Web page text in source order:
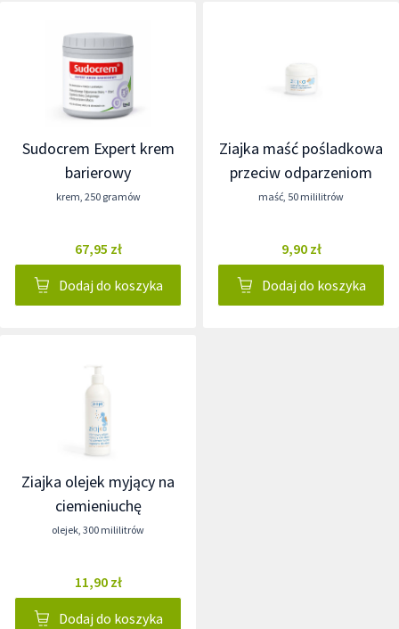
Sudocrem Expert krem
barierowy
krem, 250 gramów
67,95 zł
Dodaj do koszyka
Ziajka maść pośladkowa
przeciw odparzeniom
maść, 50 mililitrów
9,90 zł
Dodaj do koszyka
Ziajka olejek myjący na
ciemieniuchę
olejek, 300 mililitrów
11,90 zł
Dodaj do koszyka